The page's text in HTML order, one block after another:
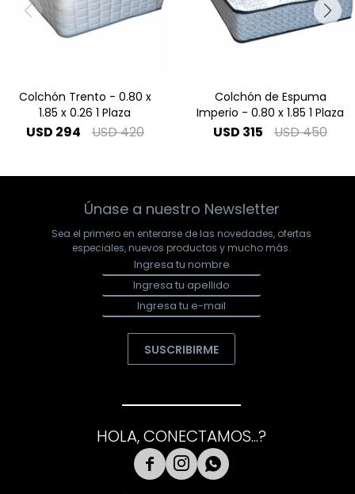
Colchón Trento - 0.80 x
1.85 x 0.26 1 Plaza
USD 294 USD420
Colchón de Espuma
Imperio - 0.80 x 1.85 1 Plaza
USD 315 USD450
Únase a nuestro Newsletter
Sea el primero en enterarse de las novedades, ofertas
especiales, nuevos productos y mucho más.
SUSCRIBIRME
HOLA, CONECTAMOS...?
  